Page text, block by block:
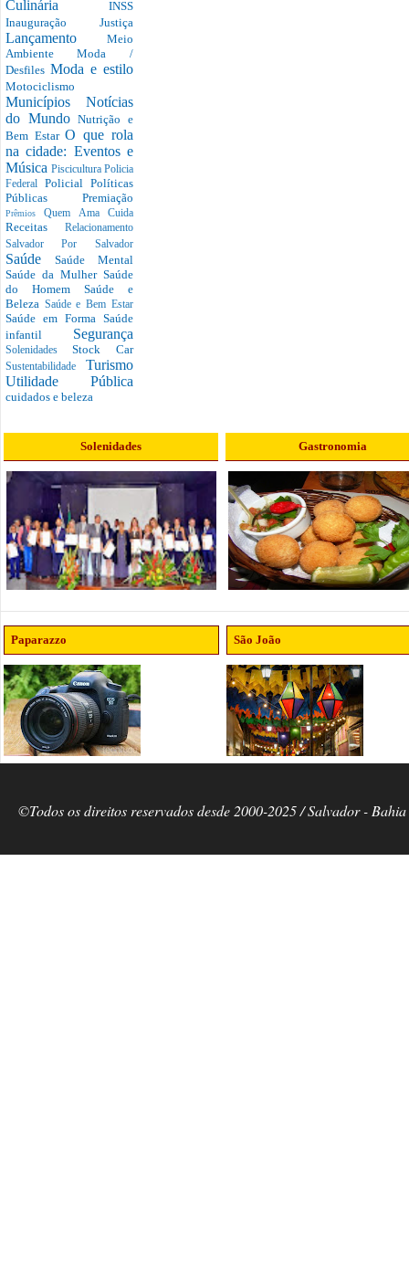
Culinária INSS
Inauguração Justiça
Lançamento Meio
AmbienteModa /
Desfiles Moda e estilo
Motociclismo
Municípios Notícias
do MundoNutrição e
Bem EstarO que rola
na cidade: Eventos e
Música Piscicultura Policia
Federal Policial Políticas
Públicas Premiação
PrêmiosQuem Ama Cuida
Receitas Relacionamento
Salvador Por Salvador
Saúde Saúde Mental
Saúde da Mulher Saúde
do Homem Saúde e
Beleza Saúde e Bem Estar
Saúde em Forma Saúde
infantil Segurança
SolenidadesStock Car
Sustentabilidade Turismo
Utilidade Pública
cuidados e beleza
Solenidades Gastronomia
Paparazzo São João
©Todos os direitos reservados desde 2000-2025 / Salvador -